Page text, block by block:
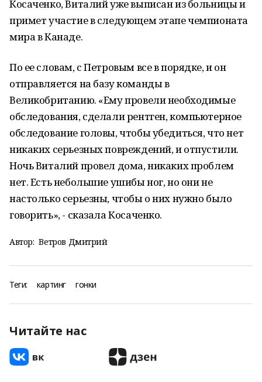
Косаченко, Виталий уже выписан из больницы и
примет участие в следующем этапе чемпионата
мира в Канаде.
По ее словам, с Петровым все в порядке, и он
отправляется на базу команды в
Великобританию. «Ему провели необходимые
обследования, сделали рентген, компьютерное
обследование головы, чтобы убедиться, что нет
никаких серьезных повреждений, и отпустили.
Ночь Виталий провел дома, никаких проблем
нет. Есть небольшие ушибы ног, но они не
настолько серьезны, чтобы о них нужно было
говорить», - сказала Косаченко.
Автор: Ветров Дмитрий
Теги: картинг гонки
Читайте нас